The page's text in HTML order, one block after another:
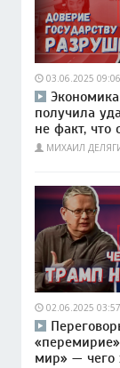
03.06.2025 09:06
получила
не факт, что
МИХАИЛ
02.06.2025 03:57
мир» — чего